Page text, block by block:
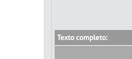
Texto completo: